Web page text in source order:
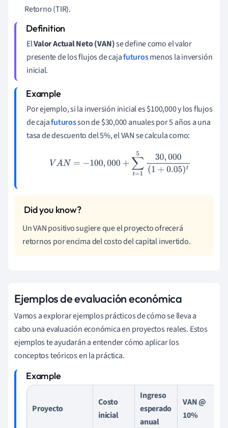
Retorno (TIR).
ElValor Actual Neto (VAN)se define como el valor
presente de los flujos de cajafuturosmenos la inversión
inicial.
Por ejemplo, si la inversión inicial es $100,000 y los flujos
de cajafuturosson de $30,000 anuales por 5 años a una
tasa de descuento del 5%, el VAN se calcula como:
V AN 100 ,000 +∑t= 30,000 1+0.05)t
Un VAN positivo sugiere que el proyecto ofrecerá
retornos por encima del costo del capital invertido.
Ejemplos de evaluación económica
Vamos a explorar ejemplos prácticos de cómo se lleva a
cabo una evaluación económica en proyectos reales. Estos
ejemplos te ayudarán a entender cómo aplicar los
conceptos teóricos en la práctica.
Proyecto
Costo
inicial
Ingreso
esperado
anual
VAN @
10%